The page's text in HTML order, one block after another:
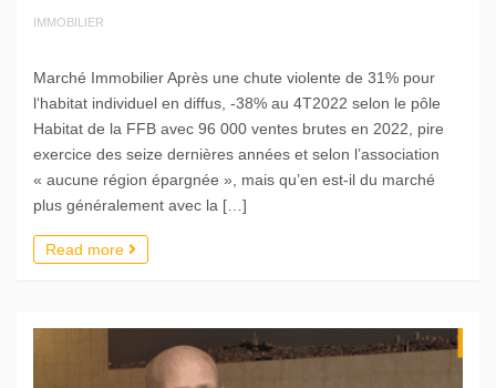
IMMOBILIER
Marché Immobilier Après une chute violente de 31% pour
l‘habitat individuel en diffus, -38% au 4T2022 selon le pôle
Habitat de la FFB avec 96 000 ventes brutes en 2022, pire
exercice des seize dernières années et selon l’association
« aucune région épargnée », mais qu’en est-il du marché
plus généralement avec la […]
Read more